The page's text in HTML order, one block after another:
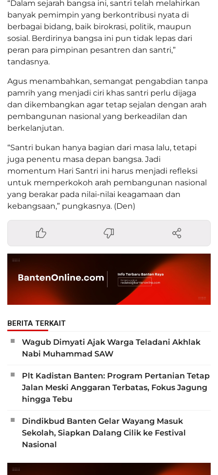
“Dalam sejarah bangsa ini, santri telah melahirkan
banyak pemimpin yang berkontribusi nyata di
berbagai bidang, baik birokrasi, politik, maupun
sosial. Berdirinya bangsa ini pun tidak lepas dari
peran para pimpinan pesantren dan santri,”
tandasnya.
Agus menambahkan, semangat pengabdian tanpa
pamrih yang menjadi ciri khas santri perlu dijaga
dan dikembangkan agar tetap sejalan dengan arah
pembangunan nasional yang berkeadilan dan
berkelanjutan.
“Santri bukan hanya bagian dari masa lalu, tetapi
juga penentu masa depan bangsa. Jadi
momentum Hari Santri ini harus menjadi refleksi
untuk memperkokoh arah pembangunan nasional
yang berakar pada nilai-nilai keagamaan dan
kebangsaan,” pungkasnya. (Den)
BERITA TERKAIT
Wagub Dimyati Ajak Warga Teladani Akhlak
Nabi Muhammad SAW
Plt Kadistan Banten: Program Pertanian Tetap
Jalan Meski Anggaran Terbatas, Fokus Jagung
hingga Tebu
Dindikbud Banten Gelar Wayang Masuk
Sekolah, Siapkan Dalang Cilik ke Festival
Nasional